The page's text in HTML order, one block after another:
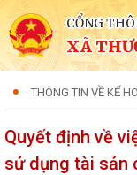
CỔNG
XÃ
THÔNG TIN VỀ KẾ
Quyết định về
sử dụng tài sản